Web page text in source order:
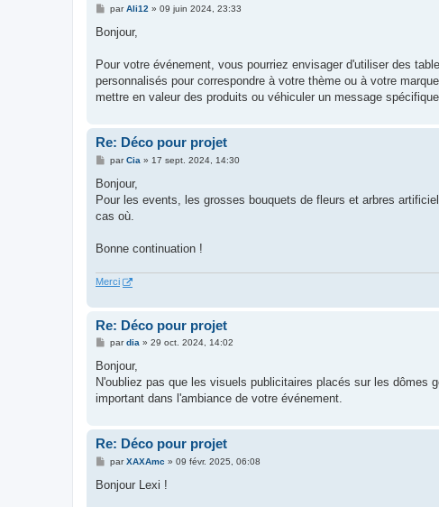
M
s
g
parAli12 » 09 juin 2024, 23:33
Bonjour,
Pour votre événement, vous pourriez envisager d'utiliser des
personnalisés pour correspondre à votre thème ou à votre
mettre en valeur des produits ou véhiculer un message
Re: Déco pour projet
M
s
a
g
parCia » 17 sept. 2024, 14:30
Bonjour,
Pour les events, les grosses bouquets de fleurs et arbres
cas où.
Bonne continuation !
Merci
Re: Déco pour projet
M
s
a
g
e
pardia» 29 oct. 2024, 14:02
Bonjour,
N'oubliez pas que les visuels publicitaires placés sur les
important dans l'ambiance de votre événement.
Re: Déco pour projet
M
s
parXAXAmc » 09 févr. 2025, 06:08
Bonjour Lexi !